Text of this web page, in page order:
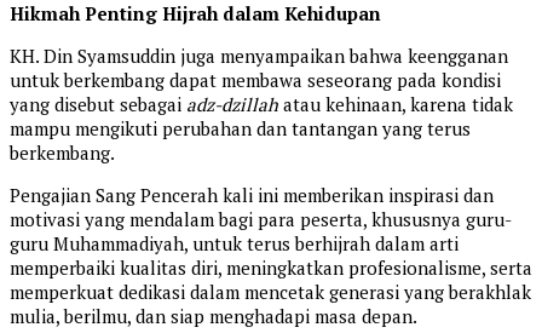
Hikmah Penting Hijrah dalam Kehidupan
KH. Din Syamsuddin juga menyampaikan bahwa keengganan
untuk berkembang dapat membawa seseorang pada kondisi
yang disebut sebagai adz-dzillah atau kehinaan, karena tidak
mampu mengikuti perubahan dan tantangan yang terus
berkembang.
Pengajian Sang Pencerah kali ini memberikan inspirasi dan
motivasi yang mendalam bagi para peserta, khususnya guru-
guru Muhammadiyah, untuk terus berhijrah dalam arti
memperbaiki kualitas diri, meningkatkan profesionalisme, serta
memperkuat dedikasi dalam mencetak generasi yang berakhlak
mulia, berilmu, dan siap menghadapi masa depan.